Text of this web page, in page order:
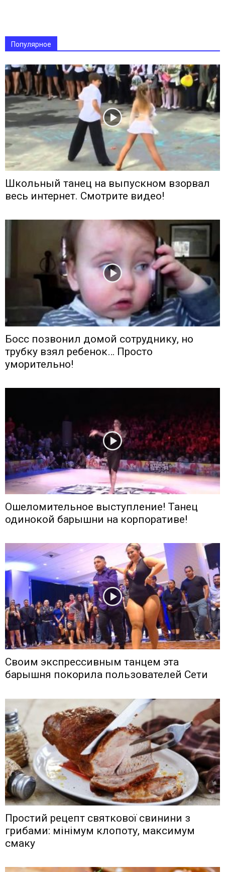
Популярное
Школьный танец на выпускном взорвал
весь интернет. Смотрите видео!
Босс позвонил домой сотруднику, но
трубку взял ребенок… Просто
уморительно!
Ошеломительное выступление! Танец
одинокой барышни на корпоративе!
Своим экспрессивным танцем эта
барышня покорила пользователей Сети
Простий рецепт святкової свинини з
грибами: мінімум клопоту, максимум
смаку